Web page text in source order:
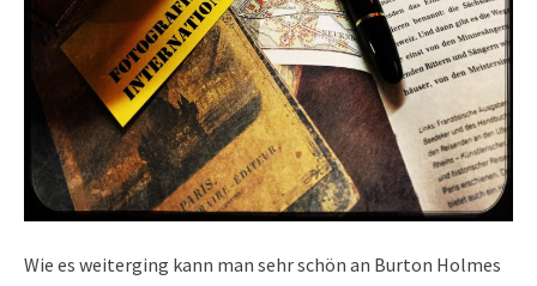
Wie es weiterging kann man sehr schön an Burton Holmes